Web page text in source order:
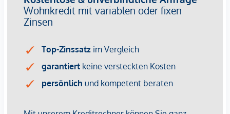
dem zu vermittelnden Dritten ein familiäres oder
wirtschaftliches Naheverhältnis besteht.
Infrastruktur / Entfernungen